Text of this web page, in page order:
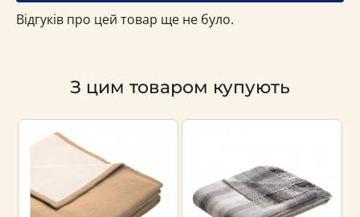
Відгуків про цей товар ще не було.
З цим товаром купують